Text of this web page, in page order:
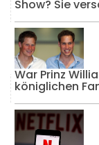
Show? Sie
War Prinz
königlichen